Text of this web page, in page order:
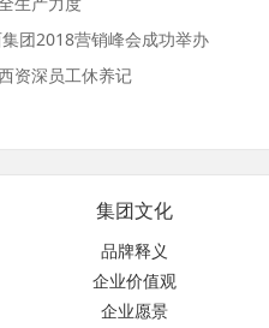
团2018营销峰会成功举办
资深员工休养记
集团文化
品牌释义
企业价值观
企业愿景